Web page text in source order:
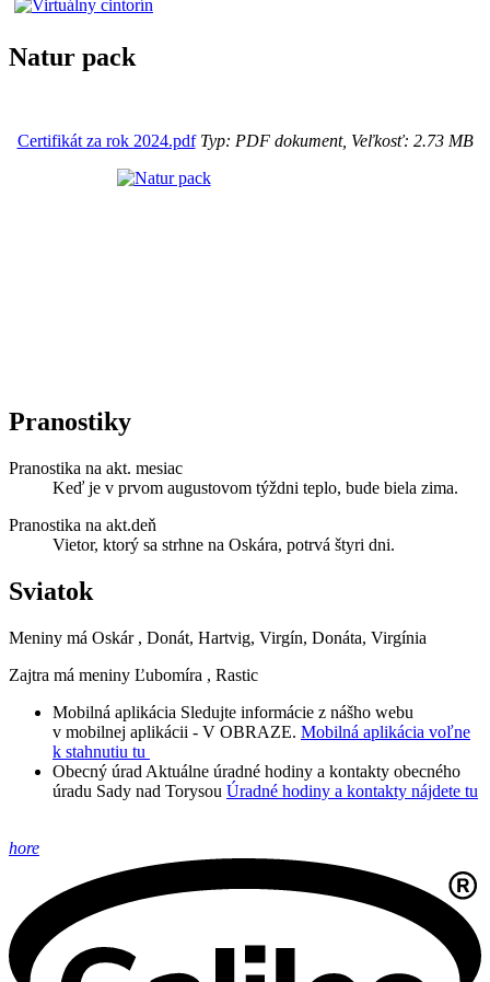
Natur pack
Certifikát za rok 2024.pdfTyp: PDF dokument, Veľkosť: 2.73 MB
Pranostiky
Pranostika na akt. mesiac
Keď je v prvom augustovom týždni teplo, bude biela zima.
Pranostika na akt.deň
Vietor, ktorý sa strhne na Oskára, potrvá štyri dni.
Sviatok
Meniny má Oskár , Donát, Hartvig, Virgín, Donáta, Virgínia
Zajtra má meniny Ľubomíra , Rastic
Mobilná aplikácia Sledujte informácie z nášho webu
v mobilnej aplikácii - V OBRAZE. Mobilná aplikácia voľne
k stahnutiu tu
Obecný úrad Aktuálne úradné hodiny a kontakty obecného
úradu Sady nad Torysou Úradné hodiny a kontakty nájdete tu
hore